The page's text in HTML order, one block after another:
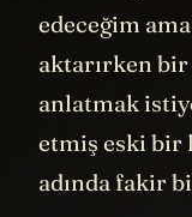
edeceğim
aktarırken
anlatmak
etmiş eski bir
adında fakir